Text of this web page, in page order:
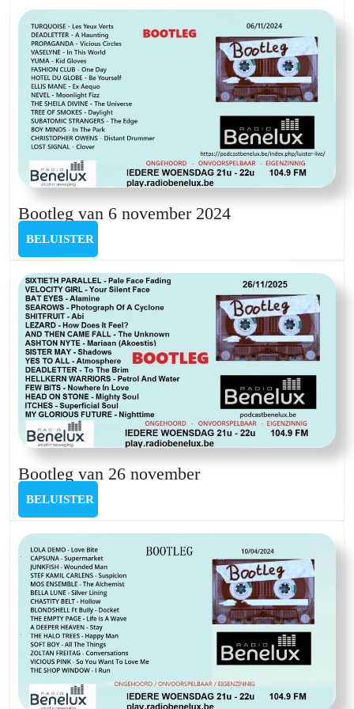
april
2024
Bootleg van 6 november 2024Bootleg
november
2024
BELUISTER
Bootleg van 26 novemberBootleg
november
BELUISTER